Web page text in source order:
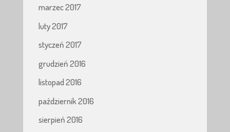
marzec 2017
luty 2017
styczeń 2017
grudzień 2016
listopad 2016
październik 2016
sierpień 2016